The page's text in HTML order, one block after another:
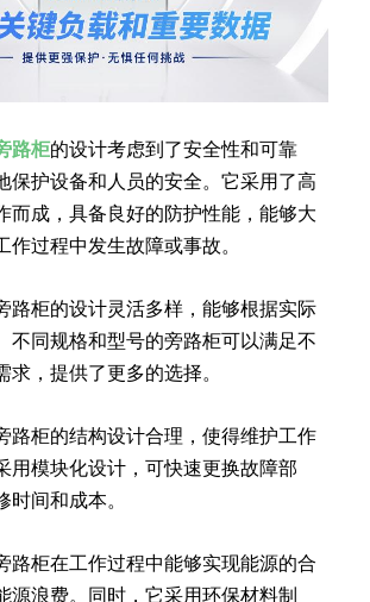
路柜的设计考虑到了安全性和可靠
保护设备和人员的安全。它采用了高
而成，具备良好的防护性能，能够大
作过程中发生故障或事故。
路柜的设计灵活多样，能够根据实际
不同规格和型号的旁路柜可以满足不
求，提供了更多的选择。
路柜的结构设计合理，使得维护工作
用模块化设计，可快速更换故障部
间和成本。
路柜在工作过程中能够实现能源的合
源浪费。同时，它采用环保材料制